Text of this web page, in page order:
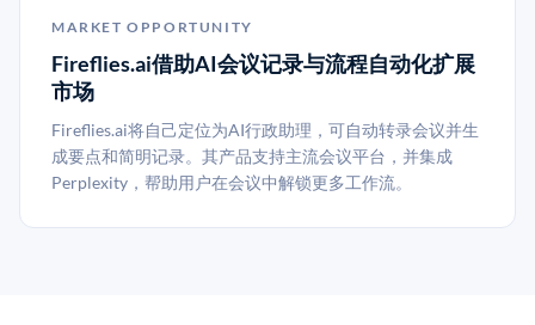
MARKET OPPORTUNITY
Fireflies.ai借助AI会议记录与流程自动化扩展
市场
Fireflies.ai将自己定位为AI行政助理，可自动转录会议并生
成要点和简明记录。其产品支持主流会议平台，并集成
Perplexity，帮助用户在会议中解锁更多工作流。